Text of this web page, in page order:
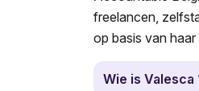
freelancen,
op basis van
Wie is Valesca